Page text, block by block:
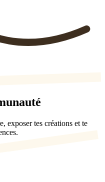
exposer tes créations et te